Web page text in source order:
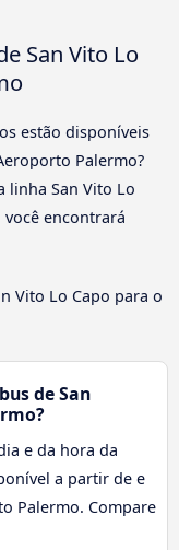
San Vito Lo
estão disponíveis
Palermo?
linha San Vito Lo
encontrará
Vito Lo Capo para o
de San
e da hora da
a partir de e
Palermo. Compare